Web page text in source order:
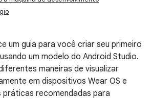
um guia para você criar seu primeiro
um modelo do Android Studio.
maneiras de visualizar
em dispositivos Wear OS e
práticas recomendadas para